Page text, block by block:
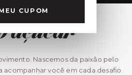
CUPOM
Nascemos da paixão pelo
acompanhar você em cada desafio.